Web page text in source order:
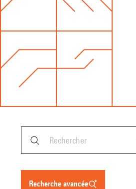
recherche avancée